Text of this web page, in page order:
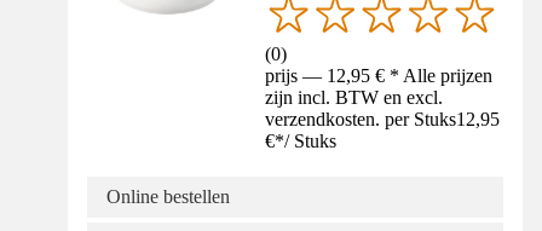
(0)
prijs — 12,95 € * Alle prijzen
zijn incl. BTW en excl.
verzendkosten. per Stuks12,95
€*/ Stuks
Online bestellen